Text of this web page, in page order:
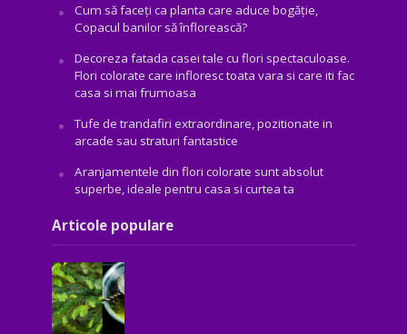
Cum să faceți ca planta care aduce bogăţie,
Copacul banilor să înflorească?
Decoreza fatada casei tale cu flori spectaculoase.
Flori colorate care infloresc toata vara si care iti fac
casa si mai frumoasa
Tufe de trandafiri extraordinare, pozitionate in
arcade sau straturi fantastice
Aranjamentele din flori colorate sunt absolut
superbe, ideale pentru casa si curtea ta
Articole populare